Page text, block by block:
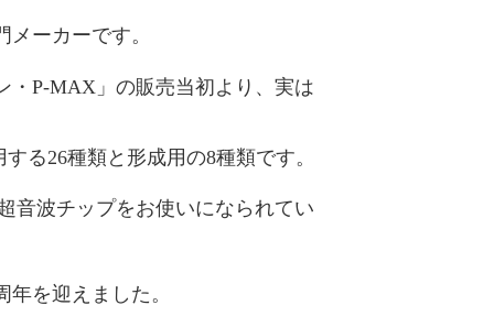
ーカーです。
・P-MAX」の販売当初より、実は
る26種類と形成用の8種類です。
音波チップをお使いになられてい
年を迎えました。